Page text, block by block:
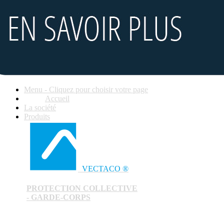
Menu - Cliquez pour choisir votre page
Accueil
La société
Produits
VECTACO ®
PROTECTION COLLECTIVE
- GARDE-CORPS